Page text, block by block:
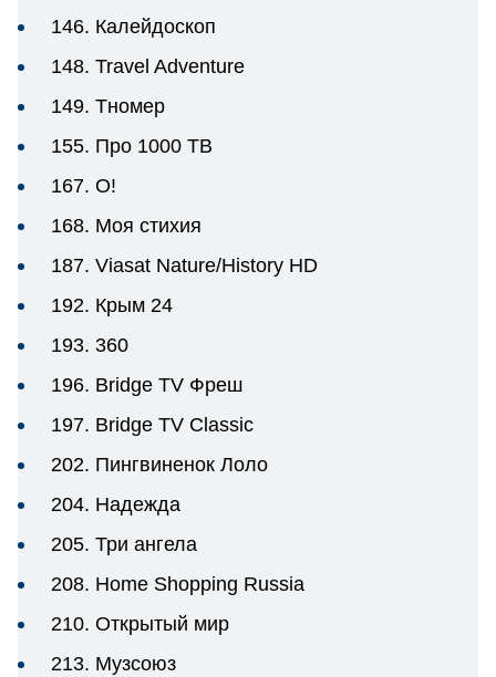
146. Калейдоскоп
148. Travel Adventure
149. Тномер
155. Про 1000 ТВ
167. O!
168. Моя стихия
187. Viasat Nature/History HD
192. Крым 24
193. 360
196. Bridge TV Фреш
197. Bridge TV Classic
202. Пингвиненок Лоло
204. Надежда
205. Три ангела
208. Home Shopping Russia
210. Открытый мир
213. Музсоюз